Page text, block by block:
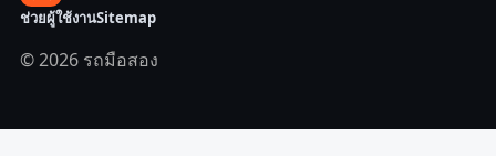
ช่วยผู้ใช้งานSitemap
© 2026 รถมือสอง